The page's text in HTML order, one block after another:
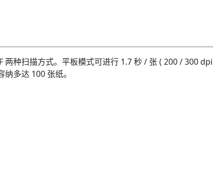
种扫描方式。平板模式可进行 1.7 秒 / 张 ( 200 / 300
多达 100 张纸。